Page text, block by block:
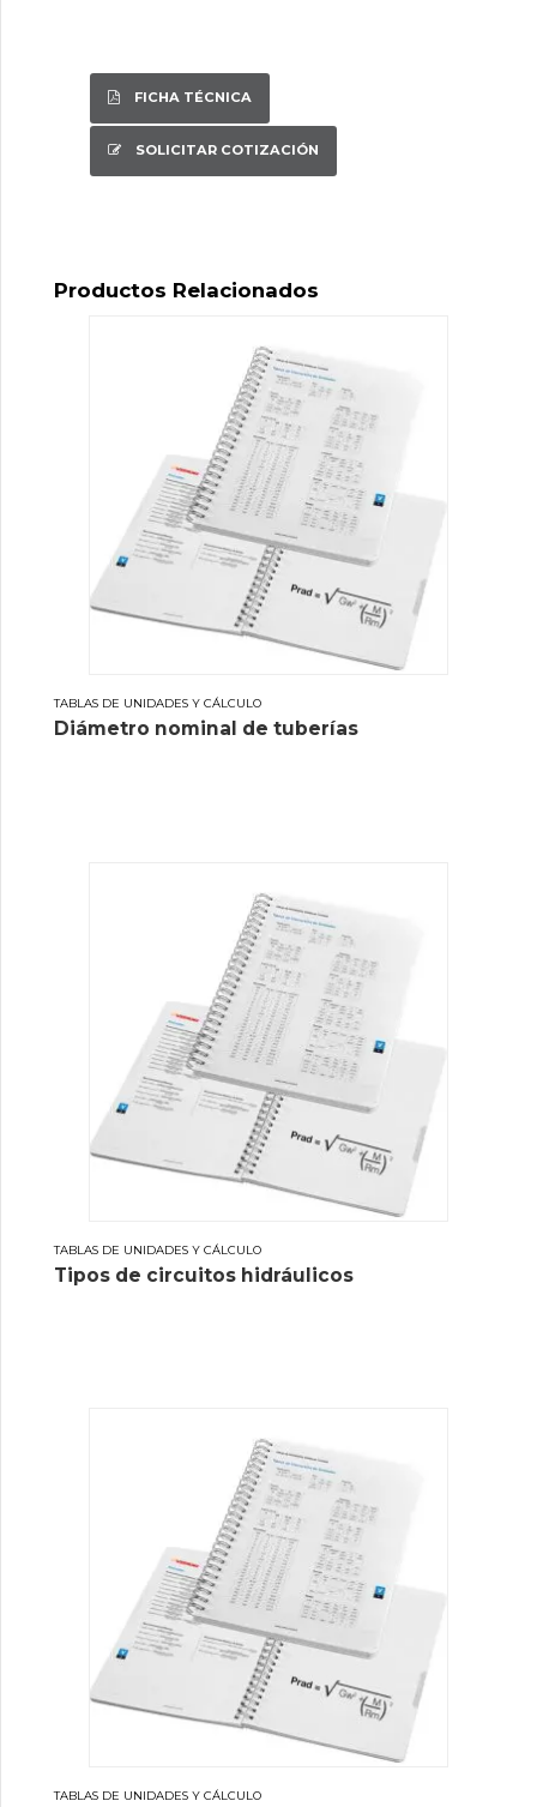
FICHA TÉCNICA
SOLICITAR COTIZACIÓN
Productos Relacionados
TABLAS DE UNIDADES Y CÁLCULO
Diámetro nominal de tuberías
TABLAS DE UNIDADES Y CÁLCULO
Tipos de circuitos hidráulicos
TABLAS DE UNIDADES Y CÁLCULO